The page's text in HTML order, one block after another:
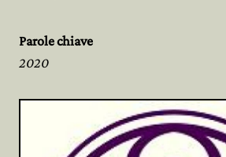
Parole chiave
2020